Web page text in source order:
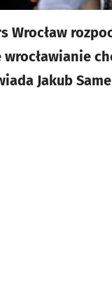
Wrocław
Jakub